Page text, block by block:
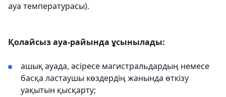
ауа температурасы).
Қолайсыз ауа-райында ұсынылады:
ашық ауада, әсіресе магистральдардың немесе
басқа ластаушы көздердің жанында өткізу
уақытын қысқарту;